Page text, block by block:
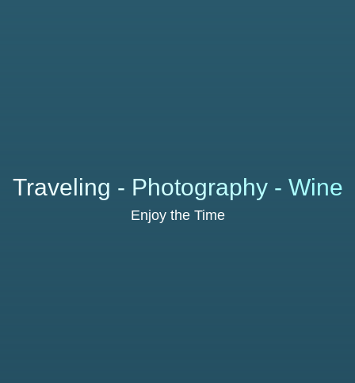
Traveling - Photography - Wine
Enjoy the Time